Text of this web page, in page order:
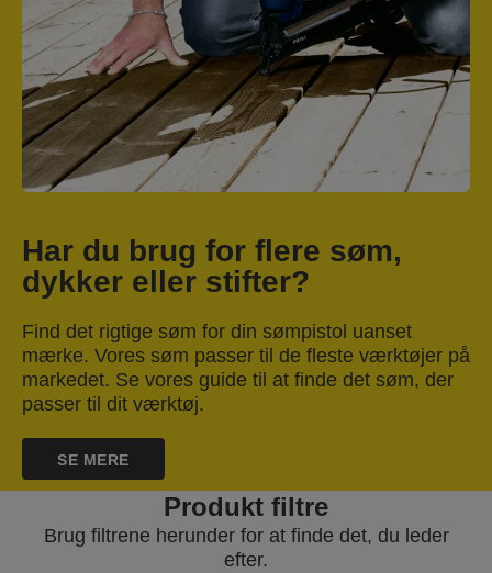
Har du brug for flere søm,
dykker eller stifter?
Find det rigtige søm for din sømpistol uanset
mærke. Vores søm passer til de fleste værktøjer på
markedet. Se vores guide til at finde det søm, der
passer til dit værktøj.
SE MERE
Produkt filtre
Brug filtrene herunder for at finde det, du leder
efter.